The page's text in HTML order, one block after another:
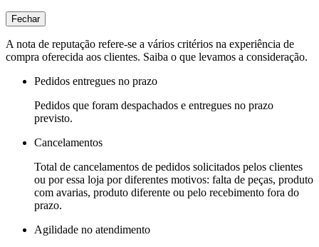
Fechar
A nota de reputação refere-se a vários critérios na experiência de
compra oferecida aos clientes. Saiba o que levamos a consideração.
Pedidos entregues no prazo
Pedidos que foram despachados e entregues no prazo
previsto.
Cancelamentos
Total de cancelamentos de pedidos solicitados pelos clientes
ou por essa loja por diferentes motivos: falta de peças, produto
com avarias, produto diferente ou pelo recebimento fora do
prazo.
Agilidade no atendimento